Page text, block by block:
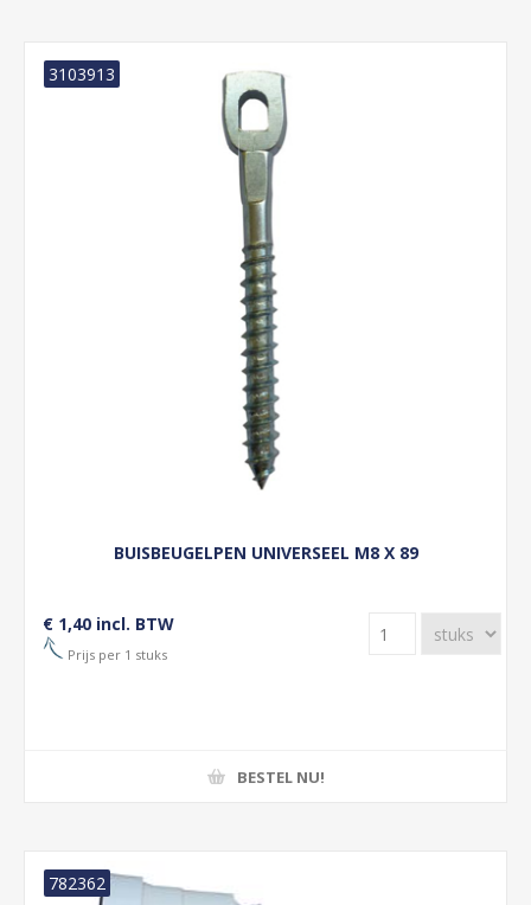
BUISBEUGELPEN UNIVERSEEL M8 X 89
3103913
€ 1,40 incl. BTW
Prijs per 1 stuks
BESTEL NU!
782362